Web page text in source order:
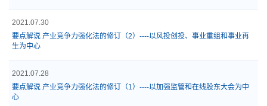
2021.07.30
要点解说 产业竞争力强化法的修订（2）----以风投创投、事业重组和事业再
生为中心
2021.07.28
要点解说 产业竞争力强化法的修订（1）----以加强监管和在线股东大会为中
心